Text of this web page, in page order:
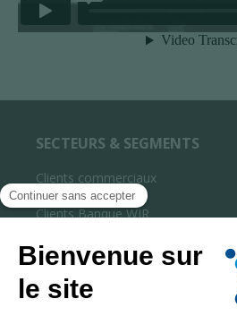
SECTEURS & SEGMENTS
Clients commerciaux
Clients privés
Clients Banque WIR
Wholesale